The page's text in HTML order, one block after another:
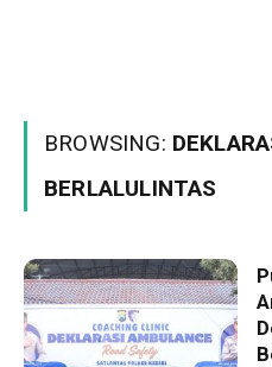
BROWSING:
BERLALULINTAS